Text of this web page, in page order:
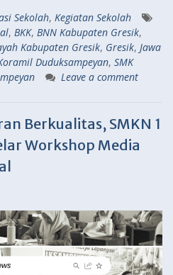
Sekolah, Kegiatan Sekolah
, BKK, BNN Kabupaten Gresik,
Kabupaten Gresik, Gresik, Jawa
Duduksampeyan, SMK
Leave a comment
Berkualitas, SMKN 1
Workshop Media